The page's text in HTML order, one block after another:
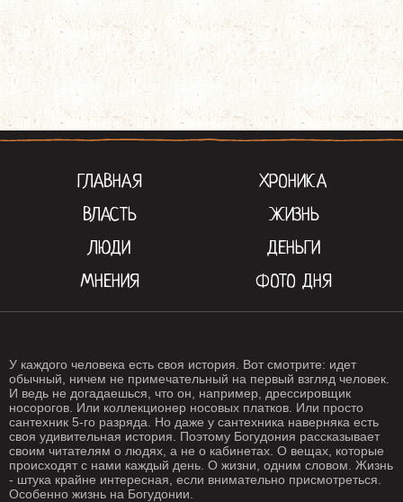
ГЛАВНАЯ
ХРОНИКА
ВЛАСТЬ
ЖИЗНЬ
ЛЮДИ
ДЕНЬГИ
МНЕНИЯ
ФОТО ДНЯ
У каждого человека есть своя история. Вот смотрите: идет
обычный, ничем не примечательный на первый взгляд человек.
И ведь не догадаешься, что он, например, дрессировщик
носорогов. Или коллекционер носовых платков. Или просто
сантехник 5-го разряда. Но даже у сантехника наверняка есть
своя удивительная история. Поэтому Богудония рассказывает
своим читателям о людях, а не о кабинетах. О вещах, которые
происходят с нами каждый день. О жизни, одним словом. Жизнь
- штука крайне интересная, если внимательно присмотреться.
Особенно жизнь на Богудонии.